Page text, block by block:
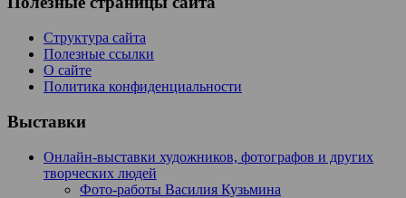
Структура сайта
Полезные ссылки
О сайте
Политика конфиденциальности
Выставки
Онлайн-выставки художников, фотографов и других
творческих людей
Фото-работы Василия Кузьмина